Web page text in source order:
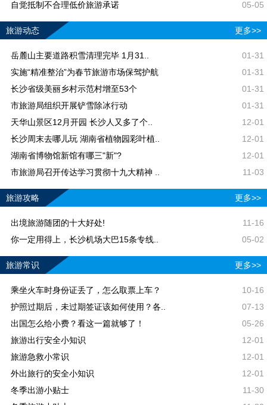
自觉抵制不合理低价旅游承诺
05-05
旅游动态 更多>>
岳麓山主要道路积雪清理完毕 1月31..
01-31
实施“精准整治”为春节旅游市场保驾护航
01-31
长沙省级美丽乡村示范村增至53个
01-31
市旅游局组织开展铲雪除冰行动
01-31
天华山景区12月开园 长沙人又多了个..
12-01
长沙周末去哪儿玩 湖南省植物园彩叶植..
12-01
湖南省博物馆新馆有哪三"新"?
12-01
市旅游局召开传达学习贯彻十九大精神 ..
11-03
旅游攻略 更多>>
出境旅游随团的十大好处!
11-16
你一定用得上，长沙机场大巴15条专线..
05-02
旅游常识 更多>>
乘坐火车时身份证丢了，怎么取票上车？
10-16
护照过期后，未过期签证该如何使用？各..
07-13
出国怎么给小费？看这一篇就够了！
05-26
旅游出行安全小知识
12-01
旅游急救小常识
12-01
外出旅行的安全小知识
12-01
冬季出游小贴士
11-30